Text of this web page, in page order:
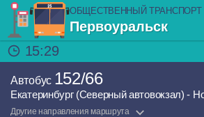
ОБЩЕСТВЕННЫЙ ТРАНСПОРТ
Первоуральск
15:29
Автобус 152/66
Екатеринбург (Северный автовокзал) -
Другие направления маршрута